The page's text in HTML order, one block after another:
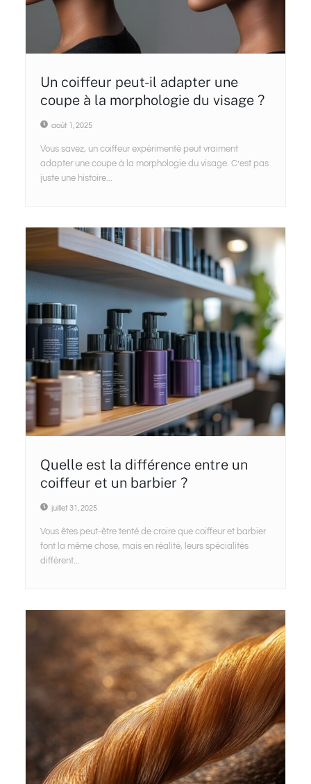
Un coiffeur peut-il adapter une
coupe à la morphologie du visage ?
août 1, 2025
Vous savez, un coiffeur expérimenté peut vraiment
adapter une coupe à la morphologie du visage. C’est pas
juste une histoire...
Quelle est la différence entre un
coiffeur et un barbier ?
juillet 31, 2025
Vous êtes peut-être tenté de croire que coiffeur et barbier
font la même chose, mais en réalité, leurs spécialités
diffèrent...